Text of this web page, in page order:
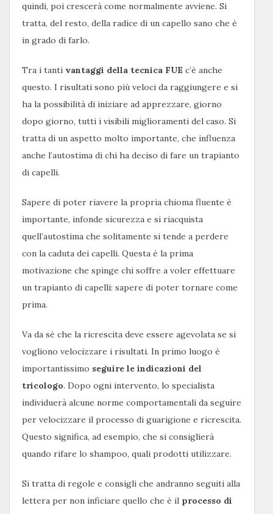
quindi, poi crescerà come normalmente avviene. Si
tratta, del resto, della radice di un capello sano che è
in grado di farlo.
Tra i tanti vantaggi della tecnica FUE c’è anche
questo. I risultati sono più veloci da raggiungere e si
ha la possibilità di iniziare ad apprezzare, giorno
dopo giorno, tutti i visibili miglioramenti del caso. Si
tratta di un aspetto molto importante, che influenza
anche l’autostima di chi ha deciso di fare un trapianto
di capelli.
Sapere di poter riavere la propria chioma fluente è
importante, infonde sicurezza e si riacquista
quell’autostima che solitamente si tende a perdere
con la caduta dei capelli. Questa è la prima
motivazione che spinge chi soffre a voler effettuare
un trapianto di capelli: sapere di poter tornare come
prima.
Va da sé che la ricrescita deve essere agevolata se si
vogliono velocizzare i risultati. In primo luogo è
importantissimo seguire le indicazioni del
tricologo. Dopo ogni intervento, lo specialista
individuerà alcune norme comportamentali da seguire
per velocizzare il processo di guarigione e ricrescita.
Questo significa, ad esempio, che si consiglierà
quando rifare lo shampoo, quali prodotti utilizzare.
Si tratta di regole e consigli che andranno seguiti alla
lettera per non inficiare quello che è il processo di